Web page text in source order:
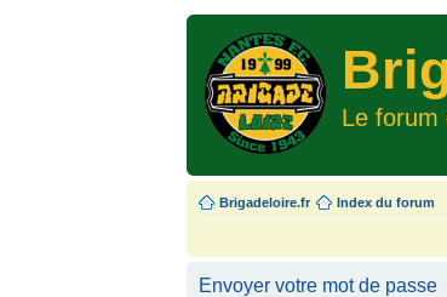
Le forum
Brigadeloire.fr Index du forum
Envoyer votre mot de passe